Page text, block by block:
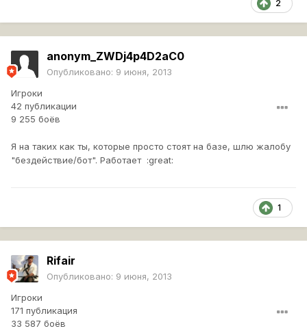
2
anonym_ZWDj4p4D2aC0
Опубликовано: 9 июня, 2013
Игроки
42 публикации
9 255 боёв
Я на таких как ты, которые просто стоят на базе, шлю жалобу
"бездействие/бот". Работает :great:
1
Rifair
Опубликовано: 9 июня, 2013
Игроки
171 публикация
33 587 боёв